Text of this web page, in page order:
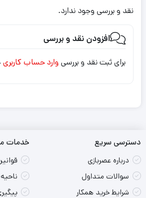
نقد و بررسی وجود ندارد.
افزودن نقد و بررسی
برای ثبت نقد و بررسی وارد حساب کاربری
دسترسی سریع
درباره عصربازی
سوالات متداول
شرایط خرید همکار
خدمات